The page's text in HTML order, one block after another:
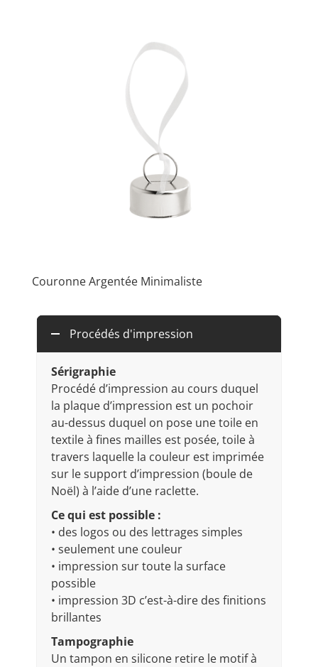
Couronne Argentée Minimaliste
Procédés d'impression
Sérigraphie
Procédé d’impression au cours duquel
la plaque d’impression est un pochoir
au-dessus duquel on pose une toile en
textile à fines mailles est posée, toile à
travers laquelle la couleur est imprimée
sur le support d’impression (boule de
Noël) à l’aide d’une raclette.
Ce qui est possible :
• des logos ou des lettrages simples
• seulement une couleur
• impression sur toute la surface
possible
• impression 3D c’est-à-dire des finitions
brillantes
Tampographie
Un tampon en silicone retire le motif à